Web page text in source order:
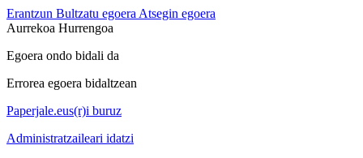
Erantzun Bultzatu egoera Atsegin egoera
Aurrekoa Hurrengoa
Egoera ondo bidali da
Errorea egoera bidaltzean
Paperjale.eus(r)i buruz
Administratzaileari idatzi